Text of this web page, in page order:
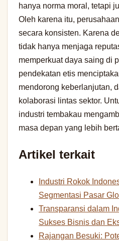
hanya norma moral, tetapi
Oleh karena itu,
secara konsisten. Karena
tidak hanya menjaga
memperkuat daya saing di
pendekatan etis
mendorong keberlanjutan,
kolaborasi lintas sektor.
industri tembakau
masa depan yang lebih
Artikel terkait
Industri Rokok
Segmentasi Pasar
Transparansi dalam
Sukses Bisnis dan
Rajangan Besuki: